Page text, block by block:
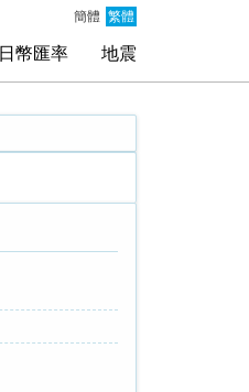
簡體 繁體
日幣匯率 地震